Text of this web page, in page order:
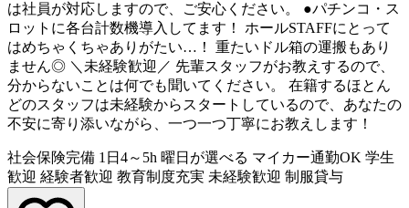
は社員が対応しますので、ご安心ください。 ●パチンコ・ス
ロットに各台計数機導入してます！ ホールSTAFFにとって
はめちゃくちゃありがたい…！ 重たいドル箱の運搬もあり
ません◎ ＼未経験歓迎／ 先輩スタッフがお教えするので、
分からないことは何でも聞いてください。 在籍するほとん
どのスタッフは未経験からスタートしているので、あなたの
不安に寄り添いながら、一つ一つ丁寧にお教えします！
社会保険完備 1日4～5h 曜日が選べる マイカー通勤OK 学生
歓迎 経験者歓迎 教育制度充実 未経験歓迎 制服貸与